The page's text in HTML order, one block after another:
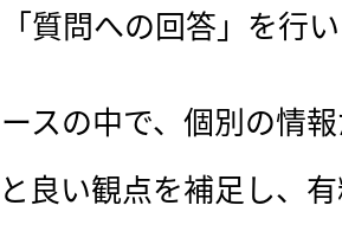
質問への回答」を行
スの中で、個別の情
良い観点を補足し、